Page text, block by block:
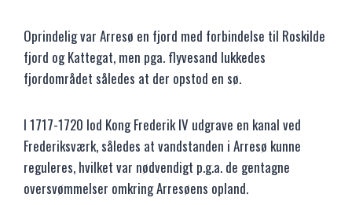
Oprindelig var Arresø en fjord med forbindelse til Roskilde
fjord og Kattegat, men pga. flyvesand lukkedes
fjordområdet således at der opstod en sø.
I 1717-1720 lod Kong Frederik IV udgrave en kanal ved
Frederiksværk, således at vandstanden i Arresø kunne
reguleres, hvilket var nødvendigt p.g.a. de gentagne
oversvømmelser omkring Arresøens opland.